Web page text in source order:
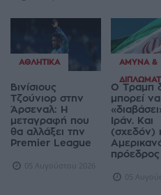
ΑΘΛΗΤΙΚΆ
Βινίσιους
Τζούνιορ στην
Άρσεναλ: Η
μεταγραφή που
θα αλλάξει την
Premier League
05 Αυγούστου 2026
ΆΜΥΝΑ &
Ο Τραμπ
μπορεί να
Ιράν. Και
(σχεδόν)
πρόεδρος
05